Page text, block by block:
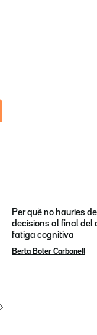
Per què no hauries
decisions al final del
fatiga cognitiva
Berta Boter Carbonell